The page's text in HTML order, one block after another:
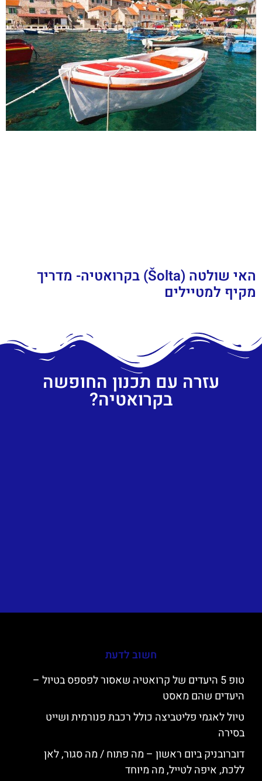
האי שולטה (Šolta) בקרואטיה- מדריך
מקיף למטיילים
עזרה עם תכנון החופשה
בקרואטיה?
חשוב לדעת
טופ 5 היעדים של קרואטיה שאסור לפספס בטיול –
היעדים שהם מאסט
טיול לאגמי פליטביצה כולל רכבת פנורמית ושייט
בסירה
דוברובניק ביום ראשון – מה פתוח / מה סגור, לאן
ללכת, איפה לטייל, מה מיוחד